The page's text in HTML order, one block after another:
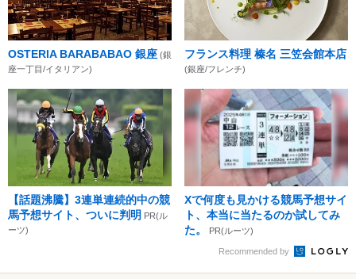
OSTERIA BARABABAO 銀座 (銀
座一丁目/イタリアン)
フランス料理 榛名 三笠会館本店
(銀座/フレンチ)
【話題沸騰】3連単連続的中の競
馬予想サイト、ついに判明 PR(ル
ーツ)
Xで何度も見かける競馬予想サイ
ト、本当に当たるのか試してみ
た。
PR(ルーツ)
Recommended by